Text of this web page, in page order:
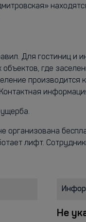
Для гостиниц и
где
производится
организована
лифт.
Не